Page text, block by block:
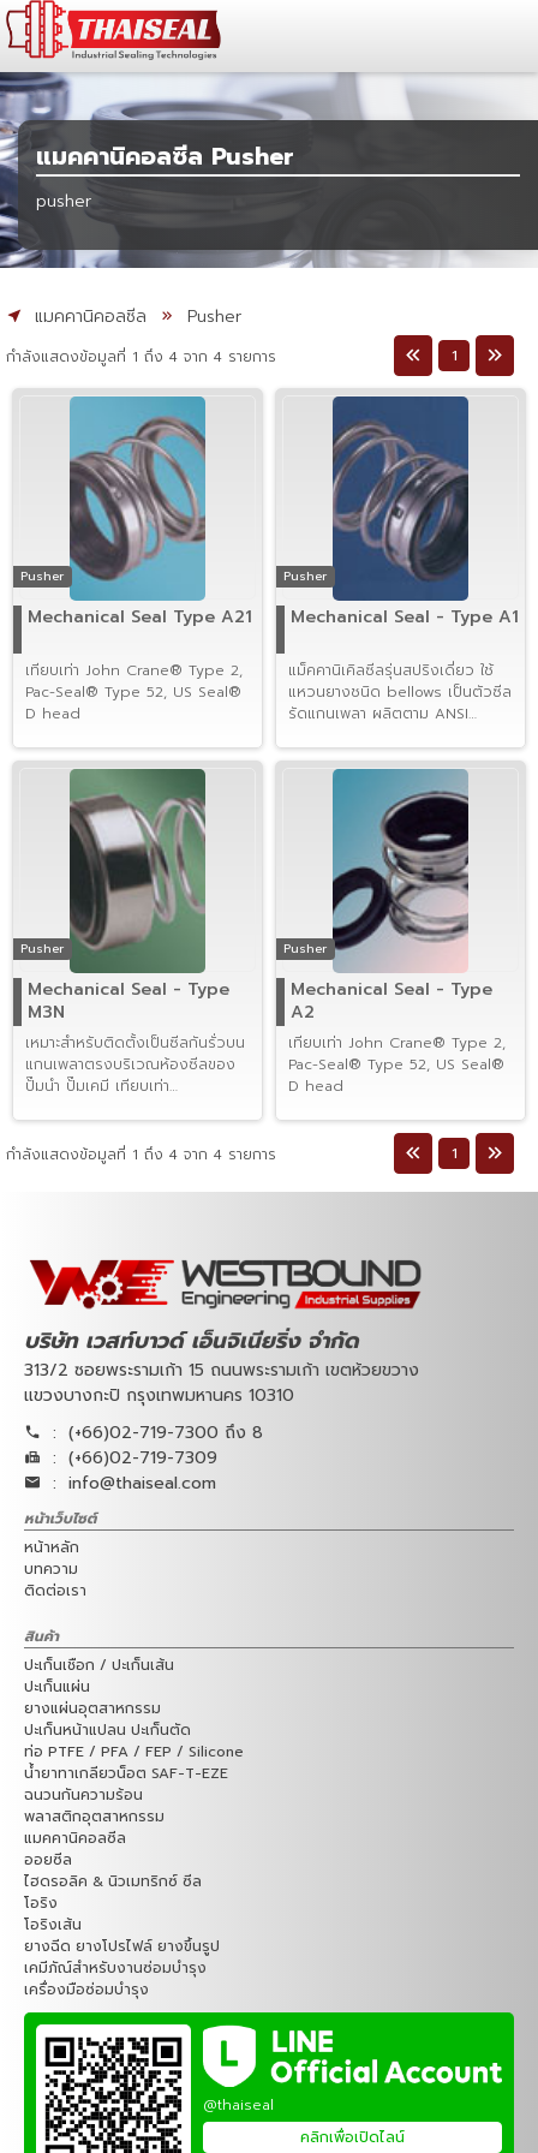
แมคคานิคอลซีล Pusher
pusher
แมคคานิคอลซีล Pusher
กำลังแสดงข้อมูลที่ 1 ถึง 4 จาก 4 รายการ 1
Pusher
Mechanical Seal Type A21
เทียบเท่า John Crane® Type 2,
Pac-Seal® Type 52, US Seal®
D head
Pusher
Mechanical Seal - Type A1
แม็คคานิเคิลซีลรุ่นสปริงเดี่ยว ใช้
แหวนยางชนิด bellows เป็นตัวซีล
รัดแกนเพลา ผลิตตาม ANSI
Pusher
Mechanical Seal - Type
M3N
เหมาะสำหรับติดตั้งเป็นซีลกันรั่วบน
แกนเพลาตรงบริเวณห้องซีลของ
ปั๊มนำ ปั๊มเคมี เทียบเท่า
Pusher
Mechanical Seal - Type
A2
เทียบเท่า John Crane® Type 2,
Pac-Seal® Type 52, US Seal®
D head
กำลังแสดงข้อมูลที่ 1 ถึง 4 จาก 4 รายการ 1
บริษัท เวสท์บาวด์ เอ็นจิเนียริ่ง จำกัด
313/2 ซอยพระรามเก้า 15 ถนนพระรามเก้า เขตห้วยขวาง
แขวงบางกะปิ กรุงเทพมหานคร 10310
: (+66)02-719-7300 ถึง 8
: (+66)02-719-7309
: info@thaiseal.com
หน้าเว็บไซต์
หน้าหลัก
บทความ
ติดต่อเรา
สินค้า
ปะเก็นเชือก / ปะเก็นเส้น
ปะเก็นแผ่น
ยางแผ่นอุตสาหกรรม
ปะเก็นหน้าแปลน ปะเก็นตัด
ท่อ PTFE / PFA / FEP / Silicone
น้ำยาทาเกลียวน็อต SAF-T-EZE
ฉนวนกันความร้อน
พลาสติกอุตสาหกรรม
แมคคานิคอลซีล
ออยซีล
ไฮดรอลิค & นิวเมทริกซ์ ซีล
โอริง
โอริงเส้น
ยางฉีด ยางโปรไฟล์ ยางขึ้นรูป
เคมีภัณ์สำหรับงานซ่อมบำรุง
เครื่องมือซ่อมบำรุง
@thaiseal
คลิกเพื่อเปิดไลน์